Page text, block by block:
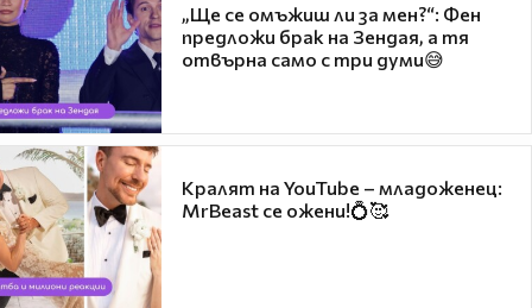
„Ще се омъжиш ли за мен?“: Фен
предложи брак на Зендая, а тя
отвърна само с три думи😅
Кралят на YouTube – младоженец:
MrBeast се ожени!💍🥰